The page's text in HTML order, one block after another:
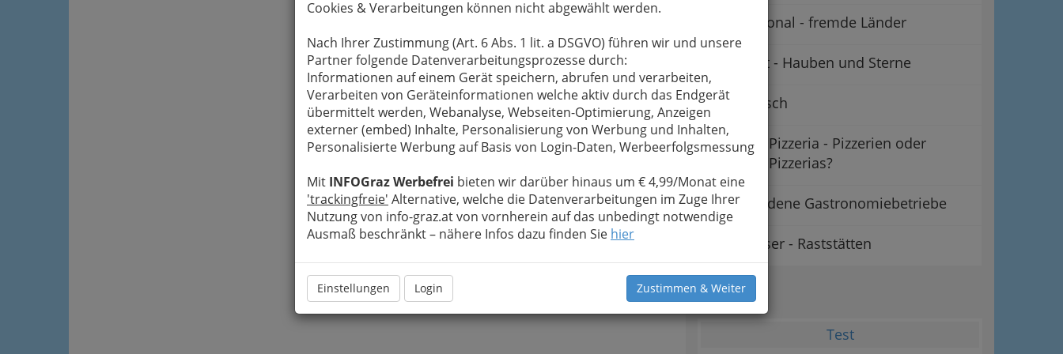
Cookies & Verarbeitungen können nicht abgewählt werden.
Nach Ihrer Zustimmung (Art. 6 Abs. 1 lit. a DSGVO) führen wir und unsere
Partner folgende Datenverarbeitungsprozesse durch:
Informationen auf einem Gerät speichern, abrufen und verarbeiten,
Verarbeiten von Geräteinformationen welche aktiv durch das Endgerät
übermittelt werden, Webanalyse, Webseiten-Optimierung, Anzeigen
externer (embed) Inhalte, Personalisierung von Werbung und Inhalten,
Personalisierte Werbung auf Basis von Login-Daten, Werbeerfolgsmessung
Mit INFOGraz Werbefrei bieten wir darüber hinaus um € 4,99/Monat eine
'trackingfreie' Alternative, welche die Datenverarbeitungen im Zuge Ihrer
Nutzung von info-graz.at von vornherein auf das unbedingt notwendige
Ausmaß beschränkt – nähere Infos dazu finden Sie hier
Einstellungen Login Zustimmen & Weiter
International - fremde Länder
Gourmet - Hauben und Sterne
Vegetarisch
Pizzeria - Pizzerien oder
Pizzerias?
Verschiedene Gastronomiebetriebe
Rasthäuser - Raststätten
Tipps
Test